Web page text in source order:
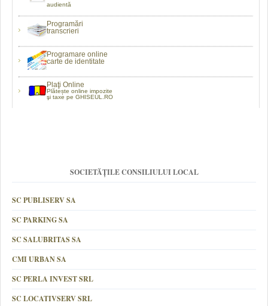
audientă
Programări
transcrieri
Programare online
carte de identitate
Plaţi Online
Plătește online impozite
şi taxe pe GHISEUL.RO
SOCIETĂȚILE CONSILIULUI LOCAL
SC PUBLISERV SA
SC PARKING SA
SC SALUBRITAS SA
CMI URBAN SA
SC PERLA INVEST SRL
SC LOCATIVSERV SRL